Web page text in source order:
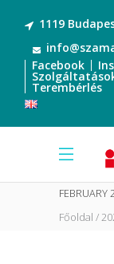
1119
Facebook
Terembérlés
FEBRUARY
Főoldal